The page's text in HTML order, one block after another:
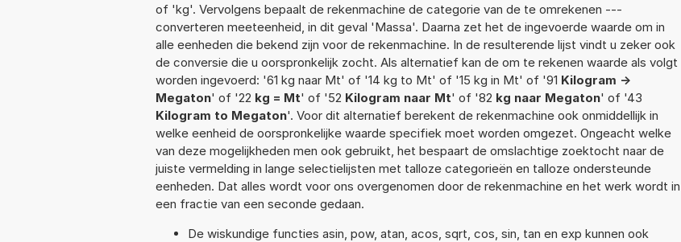
of 'kg'. Vervolgens bepaalt de rekenmachine de categorie van de te omrekenen ---
converteren meeteenheid, in dit geval 'Massa'. Daarna zet het de ingevoerde waarde om in
alle eenheden die bekend zijn voor de rekenmachine. In de resulterende lijst vindt u zeker ook
de conversie die u oorspronkelijk zocht. Als alternatief kan de om te rekenen waarde als volgt
worden ingevoerd: '61 kg naar Mt' of '14 kg to Mt' of '15 kg in Mt' of '91 Kilogram ->
Megaton' of '22 kg = Mt' of '52 Kilogram naar Mt' of '82 kg naar Megaton' of '43
Kilogram to Megaton'. Voor dit alternatief berekent de rekenmachine ook onmiddellijk in
welke eenheid de oorspronkelijke waarde specifiek moet worden omgezet. Ongeacht welke
van deze mogelijkheden men ook gebruikt, het bespaart de omslachtige zoektocht naar de
juiste vermelding in lange selectielijsten met talloze categorieën en talloze ondersteunde
eenheden. Dat alles wordt voor ons overgenomen door de rekenmachine en het werk wordt in
een fractie van een seconde gedaan.
De wiskundige functies asin, pow, atan, acos, sqrt, cos, sin, tan en exp kunnen ook